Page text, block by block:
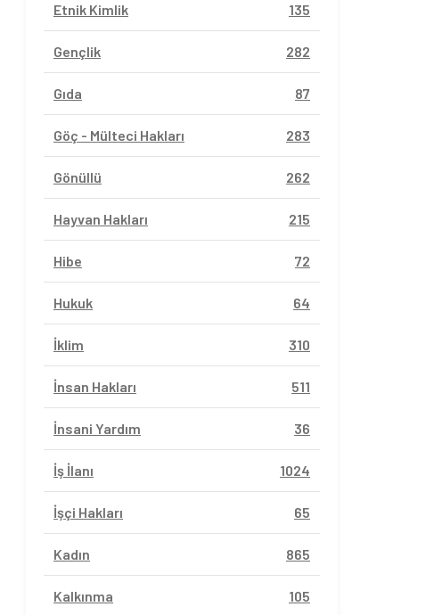
Etnik Kimlik 135
Gençlik 282
Gıda 87
Göç - Mülteci Hakları 283
Gönüllü 262
Hayvan Hakları 215
Hibe 72
Hukuk 64
İklim 310
İnsan Hakları 511
İnsani Yardım 36
İş İlanı 1024
İşçi Hakları 65
Kadın 865
Kalkınma 105